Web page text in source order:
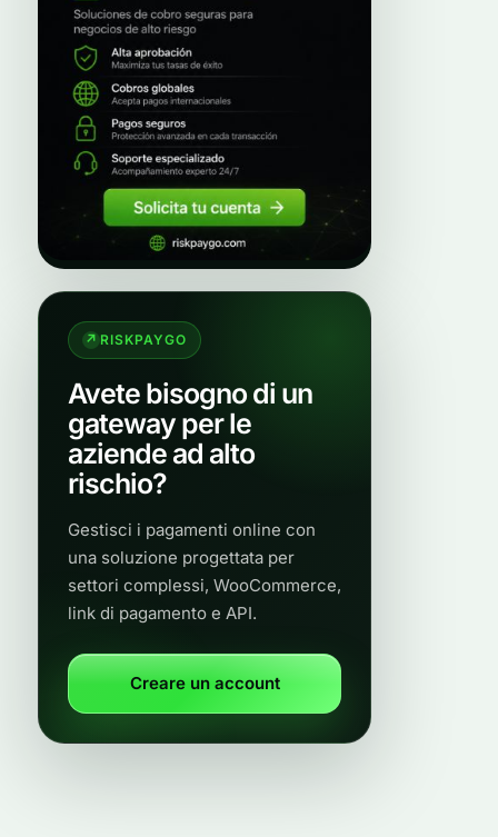
RISKPAYGO
Avete bisogno di un
gateway per le
aziende ad alto
rischio?
Gestisci i pagamenti online con
una soluzione progettata per
settori complessi, WooCommerce,
link di pagamento e API.
Creare un account